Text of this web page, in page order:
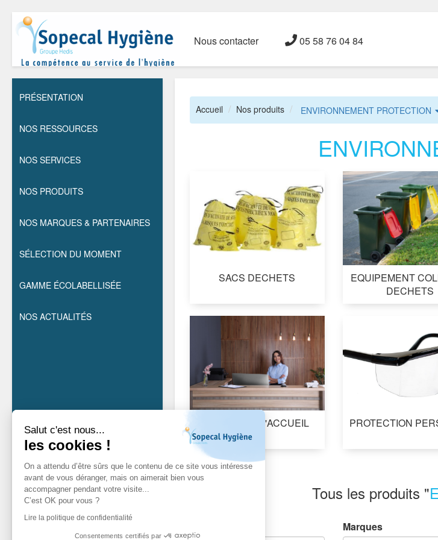
Salut c'est nous...
les cookies !
On a attendu d’être sûrs que le contenu de ce site vous intéresse
avant de vous déranger, mais on aimerait bien vous
accompagner pendant votre visite...
C’est OK pour vous ?
Lire la politique de confidentialité
Consentements certifiés par
Nous contacter 05 58 76 04 84
PRÉSENTATION
NOS RESSOURCES
NOS SERVICES
NOS PRODUITS
NOS MARQUES & PARTENAIRES
SÉLECTION DU MOMENT
GAMME ÉCOLABELLISÉE
NOS ACTUALITÉS
Accueil Nos produits ENVIRONNEMENT PROTECTION
SACS DECHETS
EQUIPEMENT
DECHETS
PRODUITS D'ACCUEIL PROTECTION
Tous les produits "
Marques